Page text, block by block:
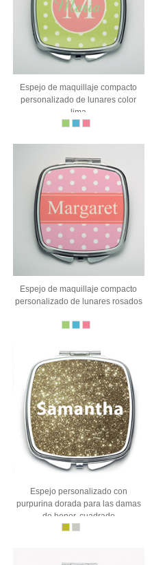
Espejo de maquillaje compacto
personalizado de lunares color
lima
Espejo de maquillaje compacto
personalizado de lunares rosados
Espejo personalizado con
purpurina dorada para las damas
de honor, cuadrado